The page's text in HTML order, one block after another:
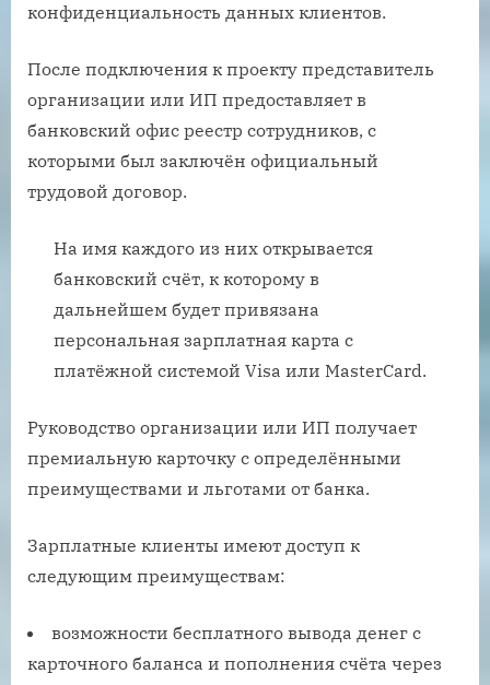
конфиденциальность данных клиентов.
После подключения к проекту представитель
организации или ИП предоставляет в
банковский офис реестр сотрудников, с
которыми был заключён официальный
трудовой договор.
На имя каждого из них открывается
банковский счёт, к которому в
дальнейшем будет привязана
персональная зарплатная карта с
платёжной системой Visa или MasterCard.
Руководство организации или ИП получает
премиальную карточку с определёнными
преимуществами и льготами от банка.
Зарплатные клиенты имеют доступ к
следующим преимуществам:
возможности бесплатного вывода денег с
карточного баланса и пополнения счёта через